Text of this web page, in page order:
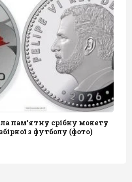
пам'ятну срібну монету
з футболу (фото)